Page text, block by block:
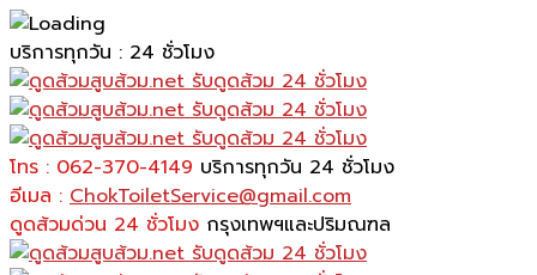
บริการทุกวัน : 24 ชั่วโมง
โทร : 062-370-4149 บริการทุกวัน 24 ชั่วโมง
อีเมล : ChokToiletService@gmail.com
ดูดส้วมด่วน 24 ชั่วโมง กรุงเทพฯและปริมณฑล